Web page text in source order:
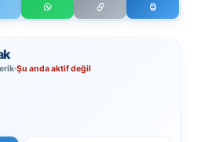
Şu anda aktif değil